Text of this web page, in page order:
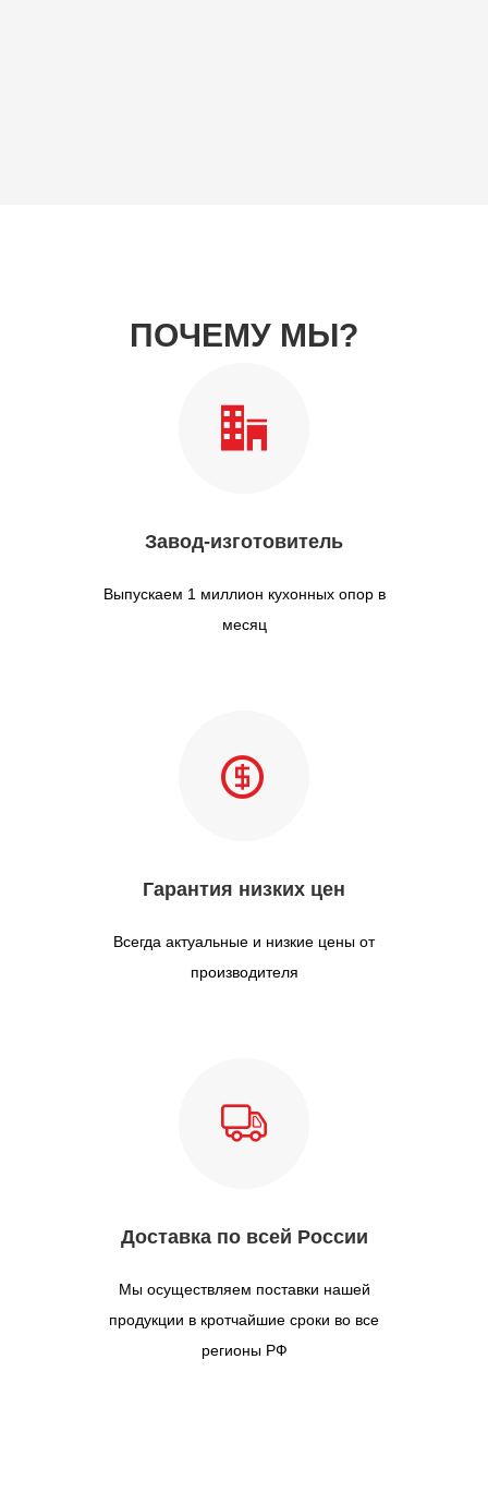
ПОЧЕМУ МЫ?
Завод-изготовитель
Выпускаем 1 миллион кухонных опор в
месяц
Гарантия низких цен
Всегда актуальные и низкие цены от
производителя
Доставка по всей России
Мы осуществляем поставки нашей
продукции в кротчайшие сроки во все
регионы РФ